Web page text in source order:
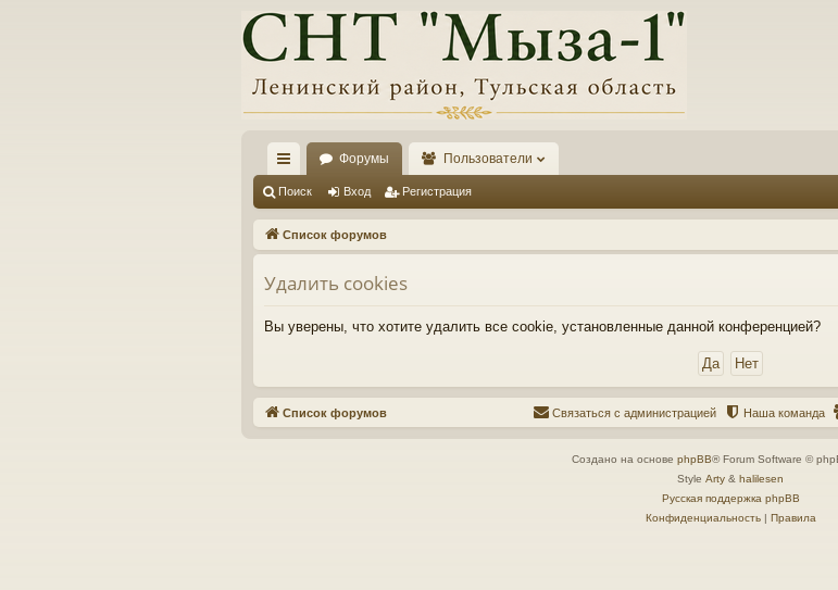
с
ы
лк
и
Форумы Пользователи
Поиск Вход Регистрация
Список форумов
Удалить cookies
Вы уверены, что хотите удалить все cookie, установленные данной конференцией?
Список форумов Наша команда
Связаться с администрацией
Создано на основе phpBB® Forum Software ©
Style Arty & halilesen
Русская поддержка phpBB
Конфиденциальность| Правила